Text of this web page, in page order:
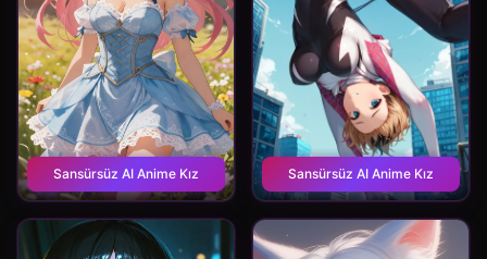
Sansürsüz AI Anime Kız Sansürsüz AI Anime Kız